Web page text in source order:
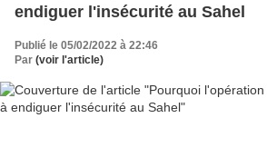
endiguer l'insécurité au Sahel
Publié le 05/02/2022 à 22:46
Par (voir l'article)